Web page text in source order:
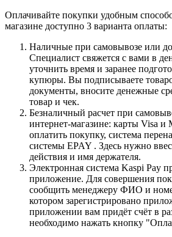
Оплачивайте покупки удобным
магазине доступно 3 варианта оплаты:
Наличные при самовывозе или
Специалист свяжется с вами в
уточнить время и заранее
купюры. Вы подписываете
документы, вносите денежные
товар и чек.
Безналичный расчет при
интернет-магазине: карты Visa и
оплатить покупку, система
системы EPAY . Здесь нужно
действия и имя держателя.
Электронная система Kaspi Pay
приложение. Для совершения
сообщить менеджеру ФИО и
котором зарегистрировано
приложении вам придёт счёт в
необходимо нажать кнопку